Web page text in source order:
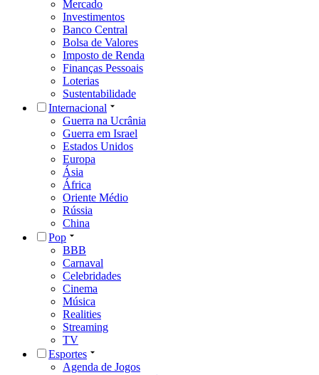
Mercado
Investimentos
Banco Central
Bolsa de Valores
Imposto de Renda
Finanças Pessoais
Loterias
Sustentabilidade
Internacional
Guerra na Ucrânia
Guerra em Israel
Estados Unidos
Europa
Ásia
África
Oriente Médio
Rússia
China
Pop
BBB
Carnaval
Celebridades
Cinema
Música
Realities
Streaming
TV
Esportes
Agenda de Jogos